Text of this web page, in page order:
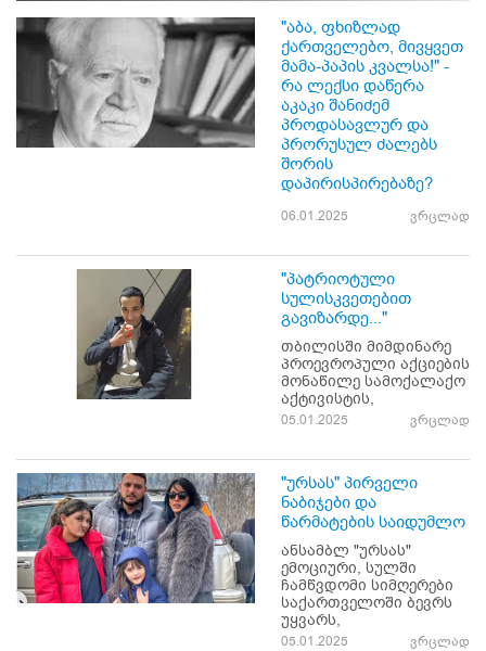
"აბა, ფხიზლად
ქართველებო, მივყვეთ
მამა-პაპის კვალსა!" -
რა ლექსი დაწერა
აკაკი შანიძემ
პროდასავლურ და
პრორუსულ ძალებს
შორის
დაპირისპირებაზე?
06.01.2025 ვრცლად
"პატრიოტული
სულისკვეთებით
გავიზარდე..."
თბილისში მიმდინარე
პროევროპული აქციების
მონაწილე სამოქალაქო
აქტივისტის,
05.01.2025 ვრცლად
"ურსას" პირველი
ნაბიჯები და
წარმატების საიდუმლო
ანსამბლ "ურსას"
ემოციური, სულში
ჩამწვდომი სიმღერები
საქართველოში ბევრს
უყვარს,
05.01.2025 ვრცლად